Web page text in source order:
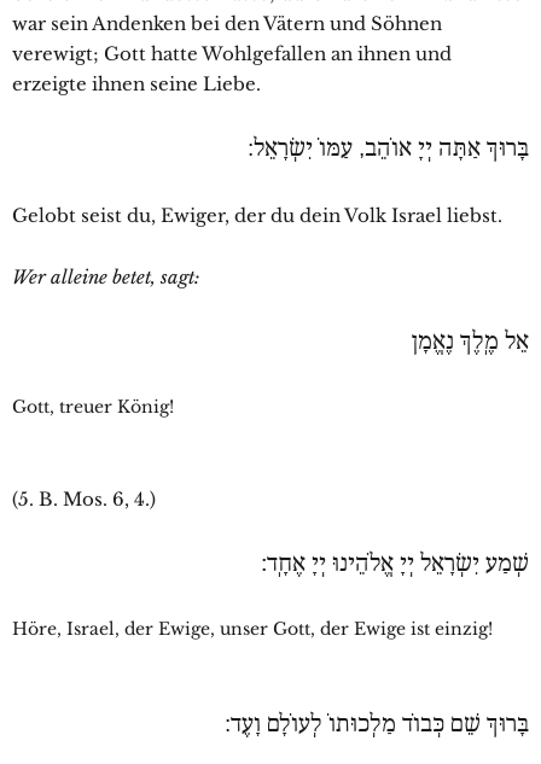
war sein Andenken bei den Vätern und Söhnen
verewigt; Gott hatte Wohlgefallen an ihnen und
erzeigte ihnen seine Liebe.
בָּרוּךְ אַתָּה יְיָ אוֹהֵב, עַמּוֹ יִשְׂרָאֵל:
Gelobt seist du, Ewiger, der du dein Volk Israel liebst.
Wer alleine betet, sagt:
אֵל מֶֽלֶךְ נֶאֱמָן
Gott, treuer König!
(5. B. Mos. 6, 4.)
שְׁמַע יִשְׂרָאֵל יְיָ אֱלֹהֵינוּ יְיָ אֶחָֽד׃
Höre, Israel, der Ewige, unser Gott, der Ewige ist einzig!
בָּרוּךְ שֵׁם כְּבוֹד מַלְכוּתוֹ לְעוֹלָם וָעֶד: